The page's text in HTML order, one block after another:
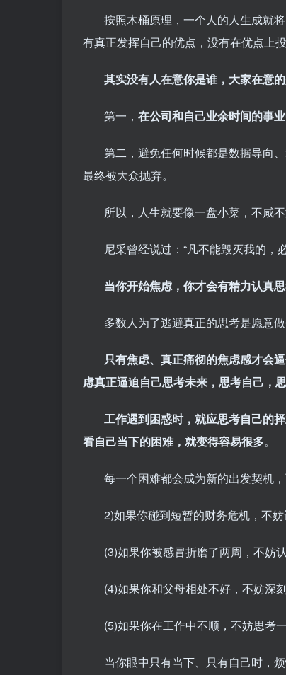
按照木桶原理，一个人的人生成就
有真正发挥自己的优点，没有在优点上
其实没有人在意你是谁，大家在意
第一， 在公司和自己业余时间的事
第二，避免任何时候都是数据导向
最终被大众抛弃。
所以，人生就要像一盘小菜，不咸
尼采曾经说过：“凡不能毁灭我的，
当你开始焦虑，你才会有精力认真
多数人为了逃避真正的思考是愿意
只有焦虑、真正痛彻的焦虑感才会
虑真正逼迫自己思考未来，思考自己，
工作遇到困惑时，就应思考自己的
看自己当下的困难，就变得容易很多。
每一个困难都会成为新的出发契机
2)如果你碰到短暂的财务危机，不
(3)如果你被感冒折磨了两周，不妨
(4)如果你和父母相处不好，不妨深
(5)如果你在工作中不顺，不妨思考
当你眼中只有当下、只有自己时，